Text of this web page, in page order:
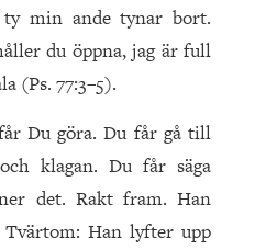
ty min ande tynar bort.
du öppna, jag är full
(Ps. 77:3–5).
Du göra. Du får gå till
klagan. Du får säga
det. Rakt fram. Han
Han lyfter upp